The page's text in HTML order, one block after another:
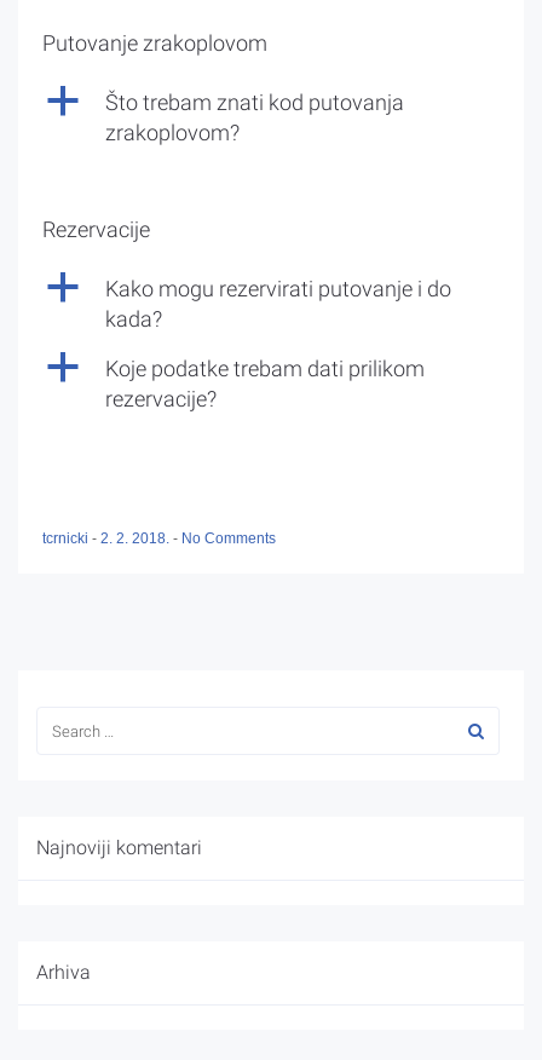
Putovanje zrakoplovom
a
Što trebam znati kod putovanja
zrakoplovom?
Rezervacije
a
Kako mogu rezervirati putovanje i do
kada?
a
Koje podatke trebam dati prilikom
rezervacije?
tcrnicki - 2. 2. 2018. - No Comments
Najnoviji komentari
Arhiva